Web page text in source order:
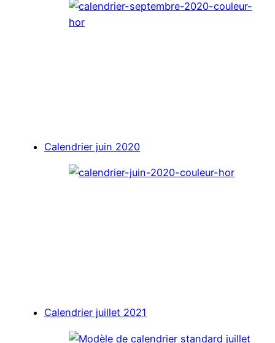
Calendrier juin 2020
Calendrier juillet 2021